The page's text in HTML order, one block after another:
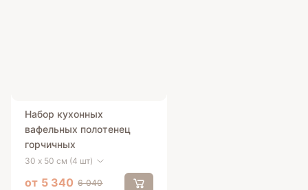
Набор кухонных
вафельных полотенец
горчичных
30 х 50 см (4 шт)
от 5 340 6 040